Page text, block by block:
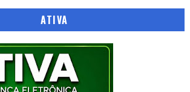
ATIVA